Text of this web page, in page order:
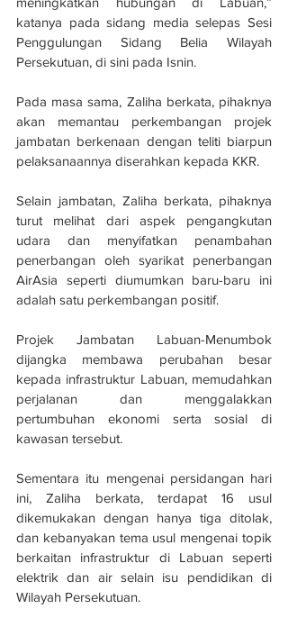
katanya pada sidang media selepas Sesi
Penggulungan Sidang Belia Wilayah
Persekutuan, di sini pada Isnin.
Pada masa sama, Zaliha berkata, pihaknya
akan memantau perkembangan projek
jambatan berkenaan dengan teliti biarpun
pelaksanaannya diserahkan kepada KKR.
Selain jambatan, Zaliha berkata, pihaknya
turut melihat dari aspek pengangkutan
udara dan menyifatkan penambahan
penerbangan oleh syarikat penerbangan
AirAsia seperti diumumkan baru-baru ini
adalah satu perkembangan positif.
Projek Jambatan Labuan-Menumbok
dijangka membawa perubahan besar
kepada infrastruktur Labuan, memudahkan
perjalanan dan menggalakkan
pertumbuhan ekonomi serta sosial di
kawasan tersebut.
Sementara itu mengenai persidangan hari
ini, Zaliha berkata, terdapat 16 usul
dikemukakan dengan hanya tiga ditolak,
dan kebanyakan tema usul mengenai topik
berkaitan infrastruktur di Labuan seperti
elektrik dan air selain isu pendidikan di
Wilayah Persekutuan.